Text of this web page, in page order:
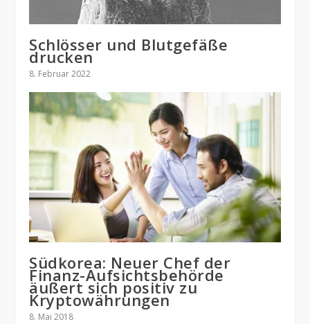
Schlösser und Blutgefäße
drucken
8. Februar 2022
Südkorea: Neuer Chef der
Finanz-Aufsichtsbehörde
äußert sich positiv zu
Kryptowährungen
8. Mai 2018